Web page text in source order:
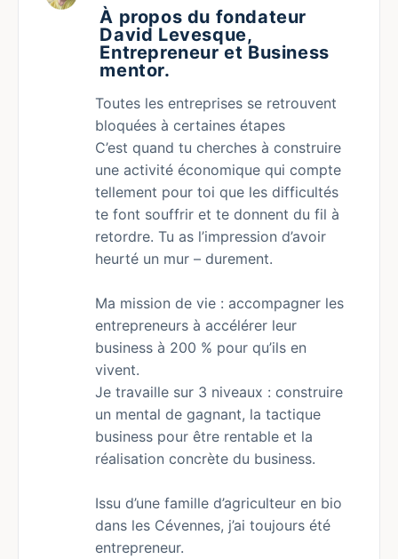
À propos du fondateur
David Levesque,
Entrepreneur et Business
mentor.
Toutes les entreprises se retrouvent
bloquées à certaines étapes
C’est quand tu cherches à construire
une activité économique qui compte
tellement pour toi que les difficultés
te font souffrir et te donnent du fil à
retordre. Tu as l’impression d’avoir
heurté un mur – durement.
Ma mission de vie : accompagner les
entrepreneurs à accélérer leur
business à 200 % pour qu’ils en
vivent.
Je travaille sur 3 niveaux : construire
un mental de gagnant, la tactique
business pour être rentable et la
réalisation concrète du business.
Issu d’une famille d’agriculteur en bio
dans les Cévennes, j’ai toujours été
entrepreneur.